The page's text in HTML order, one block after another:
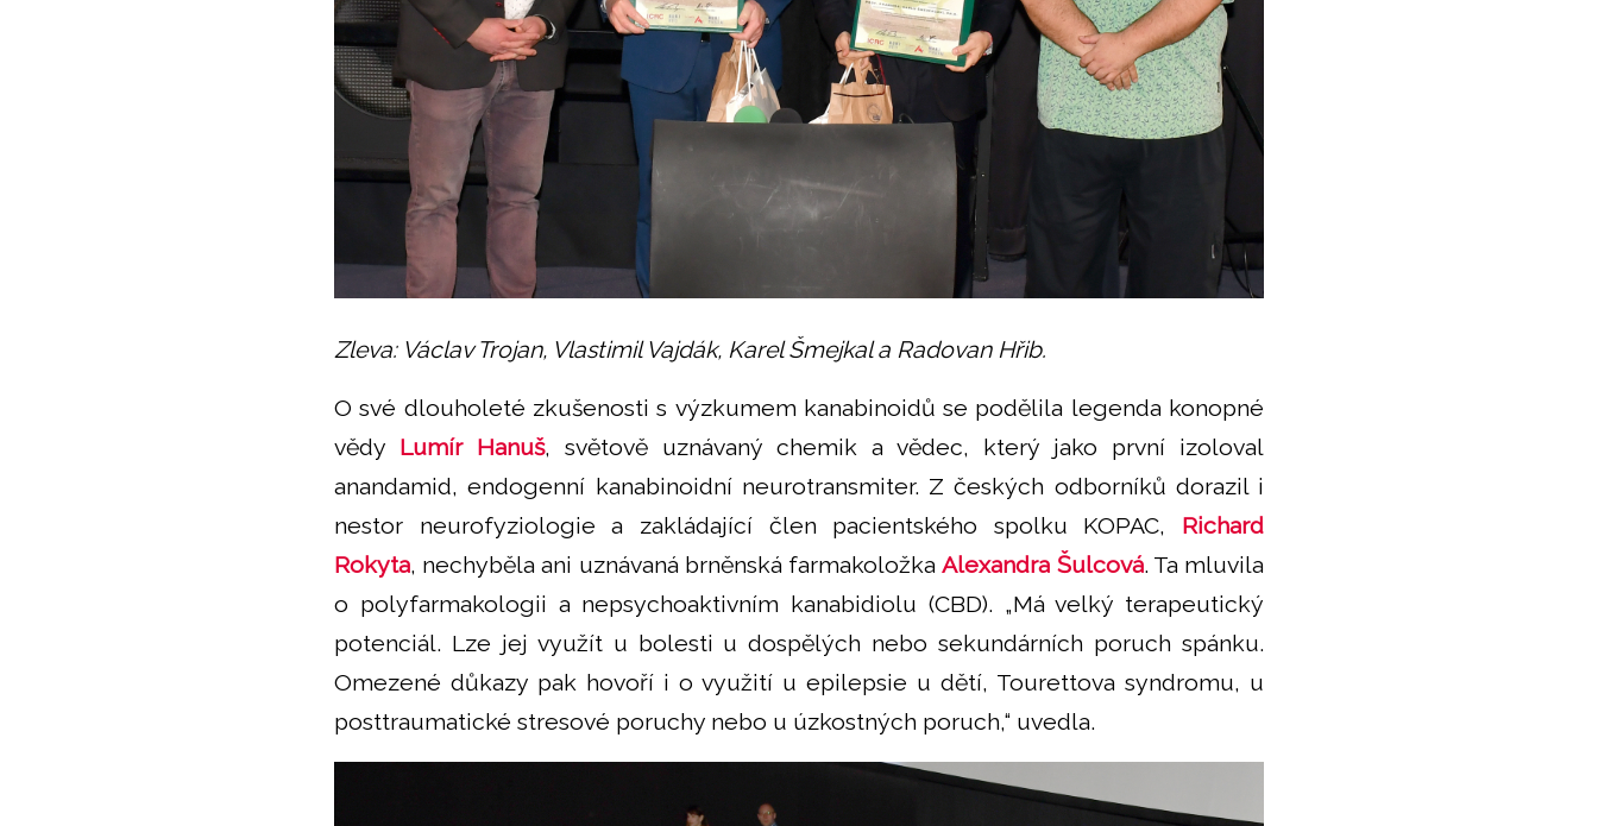
Zleva: Václav Trojan, Vlastimil Vajdák, Karel Šmejkal a Radovan Hřib.
O své dlouholeté zkušenosti s výzkumem kanabinoidů se podělila legenda konopné
vědy Lumír Hanuš, světově uznávaný chemik a vědec, který jako první izoloval
anandamid, endogenní kanabinoidní neurotransmiter. Z českých odborníků dorazil i
nestor neurofyziologie a zakládající člen pacientského spolku KOPAC, Richard
Rokyta, nechyběla ani uznávaná brněnská farmakoložkaAlexandra Šulcová. Ta mluvila
o polyfarmakologii a nepsychoaktivním kanabidiolu (CBD). „Má velký terapeutický
potenciál. Lze jej využít u bolesti u dospělých nebo sekundárních poruch spánku.
Omezené důkazy pak hovoří i o využití u epilepsie u dětí, Tourettova syndromu, u
posttraumatické stresové poruchy nebo u úzkostných poruch,“ uvedla.